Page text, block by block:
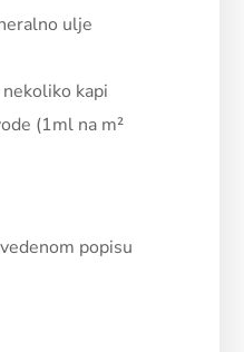
ulje
kapi
(1ml na m²
popisu